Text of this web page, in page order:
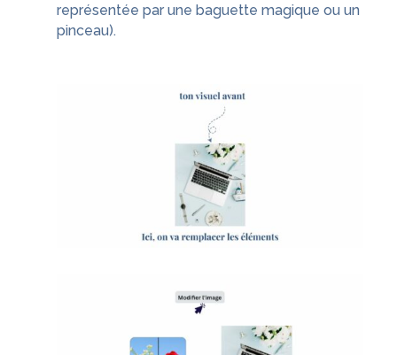
représentée par une baguette magique ou un
pinceau).